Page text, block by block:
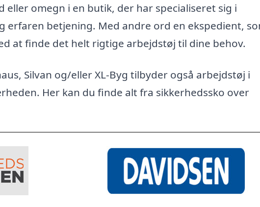
eller omegn i en butik, der har specialiseret sig i
erfaren betjening. Med andre ord en ekspedient,
at finde det helt rigtige arbejdstøj til dine behov.
Silvan og/eller XL-Byg tilbyder også arbejdstøj i
Her kan du finde alt fra sikkerhedssko over